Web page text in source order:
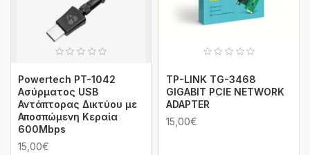
Powertech PT-1042
Ασύρματος USB
Αντάπτορας Δικτύου με
Αποσπώμενη Κεραία
600Mbps
15,00€
TP-LINK TG-3468
GIGABIT PCIE NETWORK
ADAPTER
15,00€